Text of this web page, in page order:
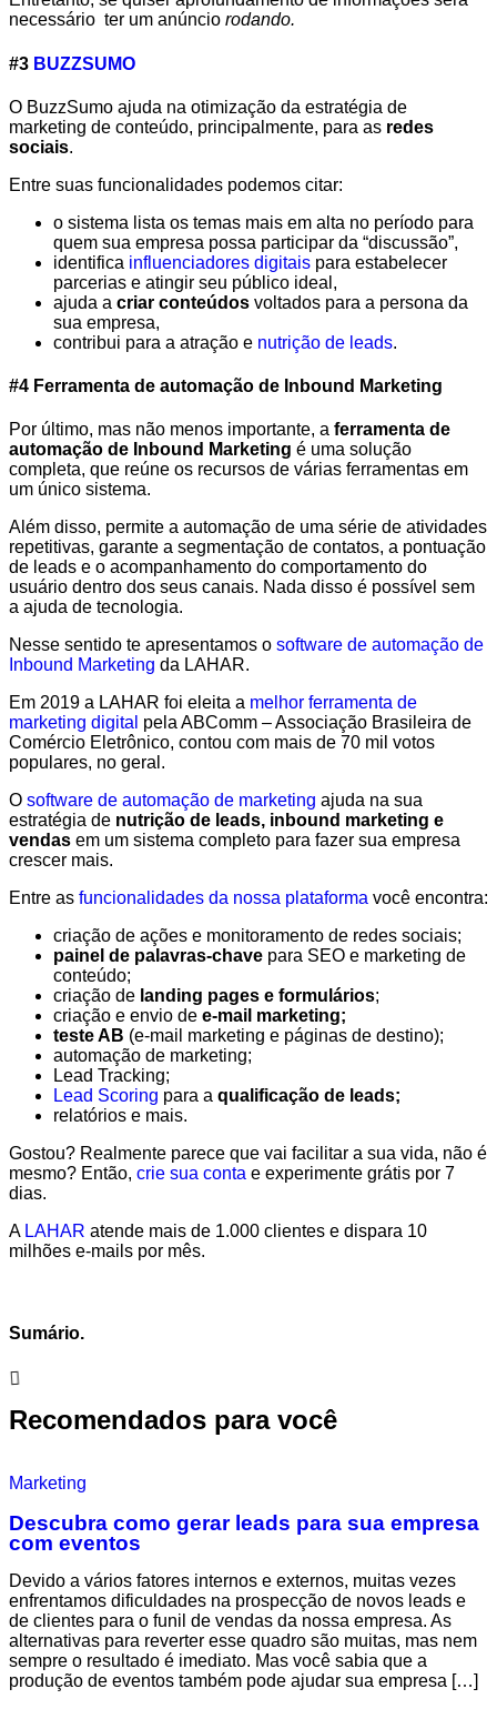
necessário ter um anúncio rodando.
#3 BUZZSUMO
O BuzzSumo ajuda na otimização da estratégia de
marketing de conteúdo, principalmente, para as redes
sociais.
Entre suas funcionalidades podemos citar:
o sistema lista os temas mais em alta no período para
quem sua empresa possa participar da “discussão”,
identifica influenciadores digitais para estabelecer
parcerias e atingir seu público ideal,
ajuda a criar conteúdos voltados para a persona da
sua empresa,
contribui para a atração e nutrição de leads.
#4 Ferramenta de automação de Inbound Marketing
Por último, mas não menos importante, a ferramenta de
automação de Inbound Marketing é uma solução
completa, que reúne os recursos de várias ferramentas em
um único sistema.
Além disso, permite a automação de uma série de atividades
repetitivas, garante a segmentação de contatos, a pontuação
de leads e o acompanhamento do comportamento do
usuário dentro dos seus canais. Nada disso é possível sem
a ajuda de tecnologia.
Nesse sentido te apresentamos o software de automação de
Inbound Marketing da LAHAR.
Em 2019 a LAHAR foi eleita a melhor ferramenta de
marketing digital pela ABComm – Associação Brasileira de
Comércio Eletrônico, contou com mais de 70 mil votos
populares, no geral.
O software de automação de marketing ajuda na sua
estratégia de nutrição de leads, inbound marketing e
vendas em um sistema completo para fazer sua empresa
crescer mais.
Entre as funcionalidades da nossa plataforma você encontra:
criação de ações e monitoramento de redes sociais;
painel de palavras-chave para SEO e marketing de
conteúdo;
criação de landing pages e formulários;
criação e envio de e-mail marketing;
teste AB (e-mail marketing e páginas de destino);
automação de marketing;
Lead Tracking;
Lead Scoring para a qualificação de leads;
relatórios e mais.
Gostou? Realmente parece que vai facilitar a sua vida, não é
mesmo? Então, crie sua conta e experimente grátis por 7
dias.
A LAHAR atende mais de 1.000 clientes e dispara 10
milhões e-mails por mês.
Sumário.
Recomendados para você
Marketing
Descubra como gerar leads para sua empresa
com eventos
Devido a vários fatores internos e externos, muitas vezes
enfrentamos dificuldades na prospecção de novos leads e
de clientes para o funil de vendas da nossa empresa. As
alternativas para reverter esse quadro são muitas, mas nem
sempre o resultado é imediato. Mas você sabia que a
produção de eventos também pode ajudar sua empresa […]